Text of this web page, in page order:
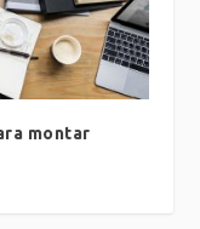
montar